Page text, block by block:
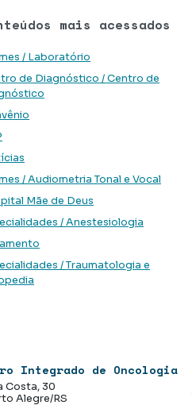
mais acessados
/ Laboratório
de Diagnóstico / Centro de
/ Audiometria Tonal e Vocal
Mãe de Deus
/ Anestesiologia
/ Traumatologia e
Integrado de Oncologia
Costa, 30
Alegre/RS